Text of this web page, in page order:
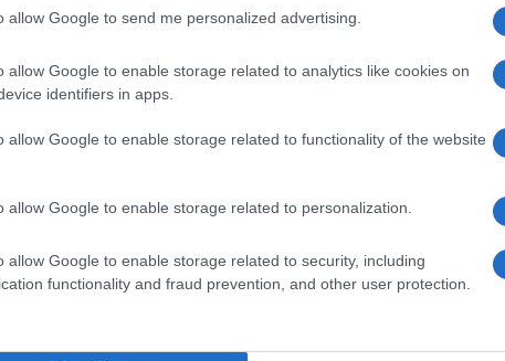
allow Google to send me personalized advertising.
allow Google to enable storage related to analytics like cookies on
identifiers in apps.
allow Google to enable storage related to functionality of the website
allow Google to enable storage related to personalization.
allow Google to enable storage related to security, including
functionality and fraud prevention, and other user protection.
nave è vecchia, sollevando dubbi sulla sicurezza del
e l’assessore regionale Ghera hanno espresso
Ponza è fra le 20 località più
amate d’Europa. Il
2 anni fa